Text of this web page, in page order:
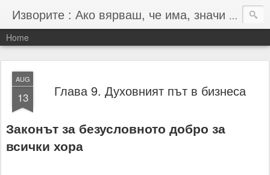
Изворите : Ако вярваш, че има, значи има :-)
Home
AUG
13 Глава 9. Духовният път в бизнеса
Законът за безусловното добро за
всички хора